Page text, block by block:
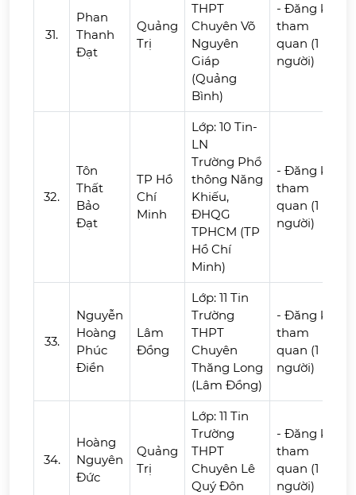
31.
Phan
Thanh
Đạt
Quảng
Trị
THPT
Chuyên Võ
Nguyên
Giáp
(Quảng
Bình)
- Đăng ký
tham
quan (1
người)
32.
Tôn
Thất
Bảo
Đạt
TP Hồ
Chí
Minh
Lớp: 10 Tin-
LN
Trường Phổ
thông Năng
Khiếu,
ĐHQG
TPHCM (TP
Hồ Chí
Minh)
- Đăng ký
tham
quan (1
người)
33.
Nguyễn
Hoàng
Phúc
Điền
Lâm
Đồng
Lớp: 11 Tin
Trường
THPT
Chuyên
Thăng Long
(Lâm Đồng)
- Đăng ký
tham
quan (1
người)
34.
Hoàng
Nguyên
Đức
Quảng
Trị
Lớp: 11 Tin
Trường
THPT
Chuyên Lê
Quý Đôn
- Đăng ký
tham
quan (1
người)